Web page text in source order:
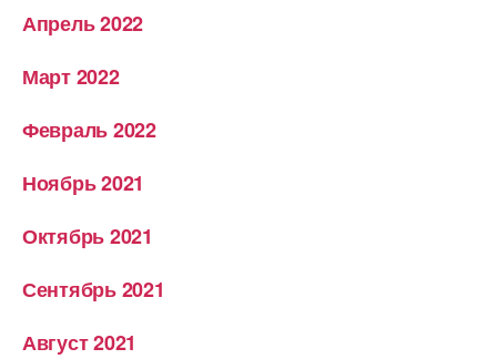
Апрель 2022
Март 2022
Февраль 2022
Ноябрь 2021
Октябрь 2021
Сентябрь 2021
Август 2021